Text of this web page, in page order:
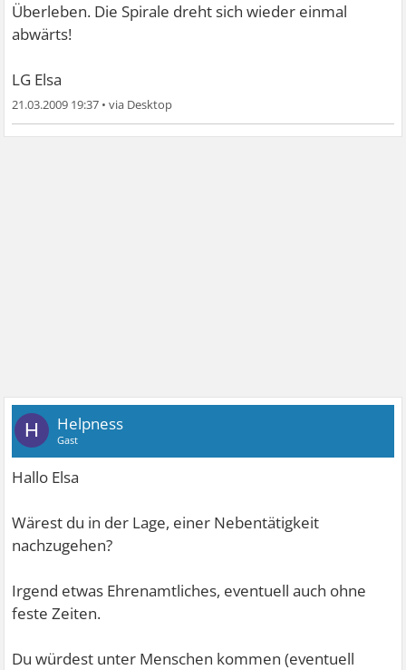
Überleben. Die Spirale dreht sich wieder einmal
abwärts!
LG Elsa
21.03.2009 19:37 •
H Helpness
Gast
Hallo Elsa
Wärest du in der Lage, einer Nebentätigkeit
nachzugehen?
Irgend etwas Ehrenamtliches, eventuell auch ohne
feste Zeiten.
Du würdest unter Menschen kommen (eventuell